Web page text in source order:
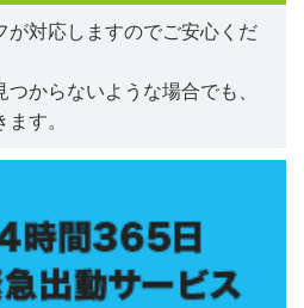
が対応しますのでご安心くだ
からないような場合でも、
す。